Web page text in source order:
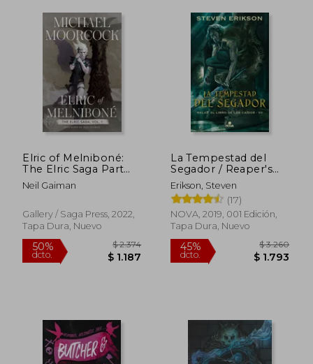
50% 50%
dcto.
Elric of Melniboné:
The Elric Saga Part
1Volume 1 (Elric, 1) (en
Inglés)
Neil Gaiman
Gallery / Saga Press, 2022,
Tapa Dura, Nuevo
La Tempestad del
Segador / Reaper's
Gale
Erikson, Steven
(17)
NOVA, 2019, 001 Edición,
Tapa Dura, Nuevo